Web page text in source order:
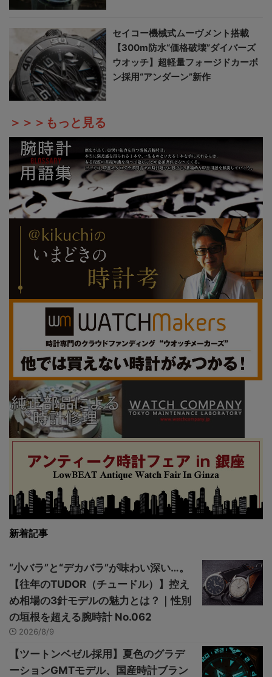
セイコー機械式ムーヴメント搭載
【300m防水“価格破壊”ダイバーズ
ウオッチ】超軽量フォージドカーボ
ン採用“アンダーン”新作
＞＞＞もっと見る
新着記事
“小バラ”と“デカバラ”が味わい深い…。
【往年のTUDOR（チュードル）】控え
め相場の3針モデルの魅力とは？｜性別
の垣根を超える腕時計 No.062
2026/8/9
【ツートンベゼル採用】夏色のグラデ
ーションGMTモデル、国産時計ブラン